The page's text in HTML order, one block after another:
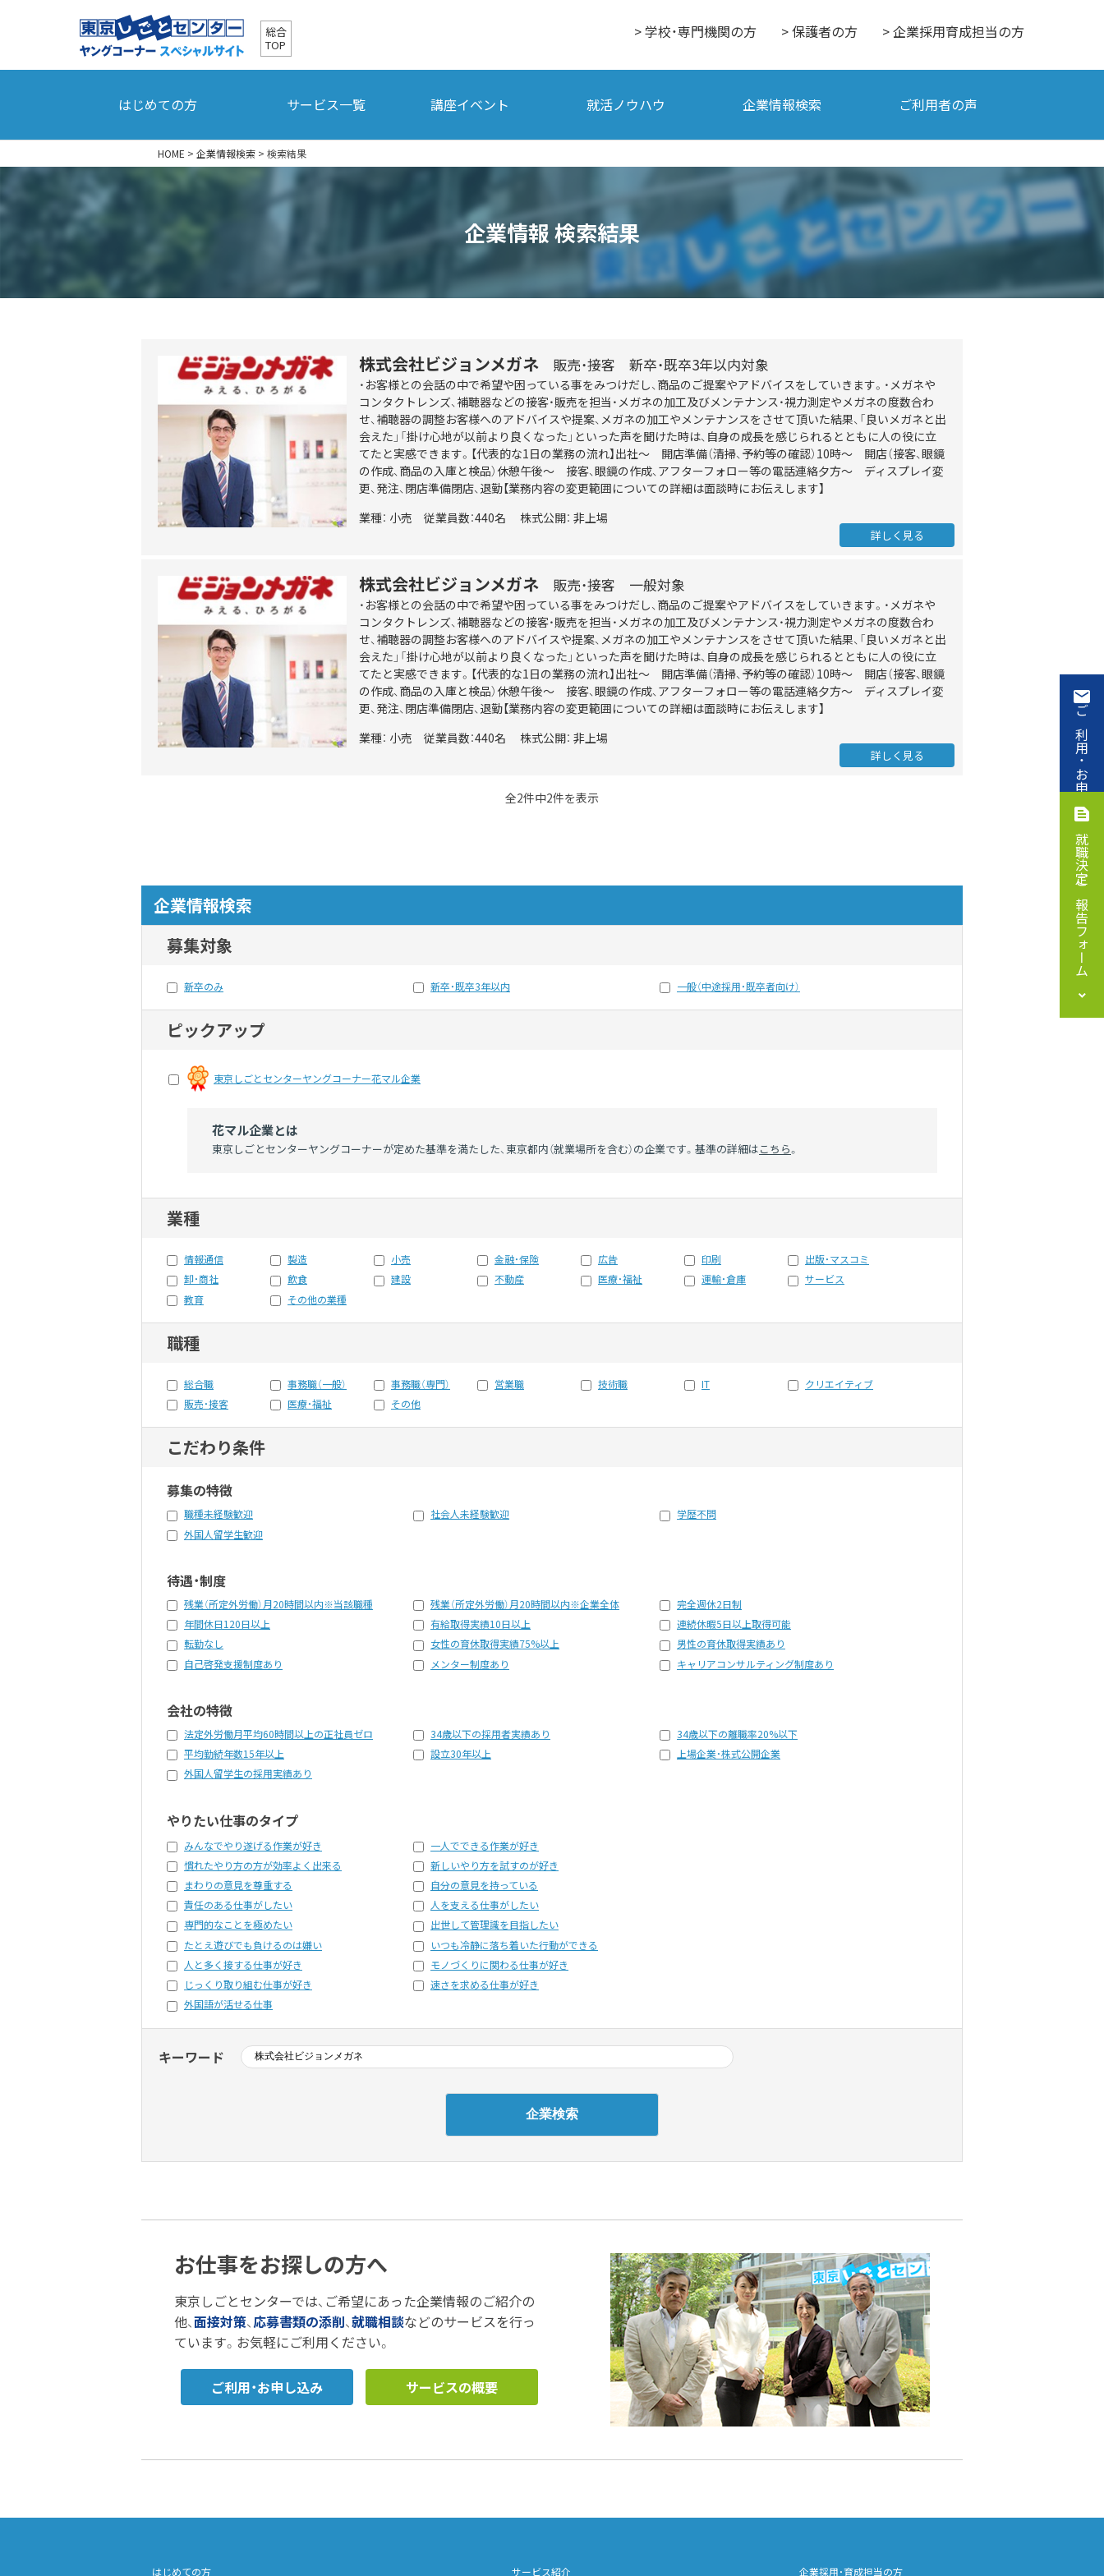
総合
TOP
> 学校・専門機関の方 > 保護者の方 > 企業採用育成担当の方
はじめての方 サービス一覧 講座イベント 就活ノウハウ 企業情報検索 ご利用者の声
HOME > 企業情報検索 > 検索結果
企業情報 検索結果
株式会社ビジョンメガネ 販売・接客 新卒・既卒3年以内対象
・お客様との会話の中で希望や困っている事をみつけだし、商品のご提案やアドバイスをしていきます。・メガネや
コンタクトレンズ、補聴器などの接客・販売を担当・メガネの加工及びメンテナンス・視力測定やメガネの度数合わ
せ、補聴器の調整お客様へのアドバイスや提案、メガネの加工やメンテナンスをさせて頂いた結果、「良いメガネと出
会えた」「掛け心地が以前より良くなった」といった声を聞けた時は、自身の成長を感じられるとともに人の役に立
てたと実感できます。【代表的な1日の業務の流れ】出社～ 開店準備（清掃、予約等の確認）10時～ 開店（接客、眼鏡
の作成、商品の入庫と検品）休憩午後～ 接客、眼鏡の作成、アフターフォロー等の電話連絡夕方～ ディスプレイ変
更、発注、閉店準備閉店、退勤【業務内容の変更範囲についての詳細は面談時にお伝えします】
業種： 小売 従業員数：440名 株式公開： 非上場
詳しく見る
株式会社ビジョンメガネ 販売・接客 一般対象
・お客様との会話の中で希望や困っている事をみつけだし、商品のご提案やアドバイスをしていきます。・メガネや
コンタクトレンズ、補聴器などの接客・販売を担当・メガネの加工及びメンテナンス・視力測定やメガネの度数合わ
せ、補聴器の調整お客様へのアドバイスや提案、メガネの加工やメンテナンスをさせて頂いた結果、「良いメガネと出
会えた」「掛け心地が以前より良くなった」といった声を聞けた時は、自身の成長を感じられるとともに人の役に立
てたと実感できます。【代表的な1日の業務の流れ】出社～ 開店準備（清掃、予約等の確認）10時～ 開店（接客、眼鏡
の作成、商品の入庫と検品）休憩午後～ 接客、眼鏡の作成、アフターフォロー等の電話連絡夕方～ ディスプレイ変
更、発注、閉店準備閉店、退勤【業務内容の変更範囲についての詳細は面談時にお伝えします】
業種： 小売 従業員数：440名 株式公開： 非上場
詳しく見る
全2件中2件を表示
企業情報検索
募集対象
新卒のみ 新卒・既卒3年以内 一般（中途採用・既卒者向け）
ピックアップ
東京しごとセンターヤングコーナー花マル企業
花マル企業とは
東京しごとセンターヤングコーナーが定めた基準を満たした、東京都内（就業場所を含む）の企業です。基準の詳細はこちら。
業種
情報通信 製造 小売 金融・保険 広告 印刷
出版・マスコミ
卸・商社
飲食 建設 不動産 医療・福祉 運輸・倉庫
サービス
教育
その他の業種
職種
総合職 事務職（一般） 事務職（専門） 営業職 技術職 IT
クリエイティブ
販売・接客
医療・福祉 その他
こだわり条件
募集の特徴
職種未経験歓迎 社会人未経験歓迎
学歴不問
外国人留学生歓迎
待遇・制度
残業（所定外労働）月20時間以内※当該職種 残業（所定外労働）月20時間以内※企業全体
完全週休2日制
年間休日120日以上
有給取得実績10日以上
連続休暇5日以上取得可能
転勤なし
女性の育休取得実績75%以上
男性の育休取得実績あり
自己啓発支援制度あり
メンター制度あり キャリアコンサルティング制度あり
会社の特徴
法定外労働月平均60時間以上の正社員ゼロ 34歳以下の採用者実績あり
34歳以下の離職率20%以下
平均勤続年数15年以上
設立30年以上
上場企業・株式公開企業
外国人留学生の採用実績あり
やりたい仕事のタイプ
みんなでやり遂げる作業が好き
一人でできる作業が好き
慣れたやり方の方が効率よく出来る
新しいやり方を試すのが好き
まわりの意見を尊重する
自分の意見を持っている
責任のある仕事がしたい
人を支える仕事がしたい
専門的なことを極めたい
出世して管理識を目指したい
たとえ遊びでも負けるのは嫌い
いつも冷静に落ち着いた行動ができる
人と多く接する仕事が好き
モノづくりに関わる仕事が好き
じっくり取り組む仕事が好き
速さを求める仕事が好き
外国語が活せる仕事
キーワード
お仕事をお探しの方へ
東京しごとセンターでは、ご希望にあった企業情報のご紹介の
他、面接対策、 応募書類の添削、就職相談などのサービスを行っ
ています。お気軽にご利用ください。
ご利用・お申し込み サービスの概要
はじめての方 サービス紹介 企業採用・育成担当の方
ご利用・お申込み
就職決定ご報告フォーム